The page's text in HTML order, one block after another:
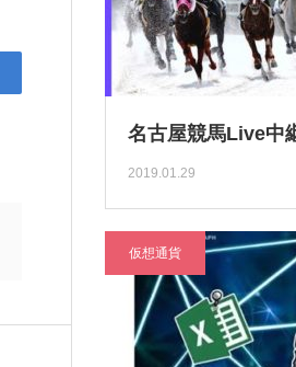
名古屋競馬Live
2019.01.29
仮想通貨